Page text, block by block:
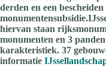
derden en een bescheiden
hiervan staan
monumenten en 3
karakteristiek. 37
informatie